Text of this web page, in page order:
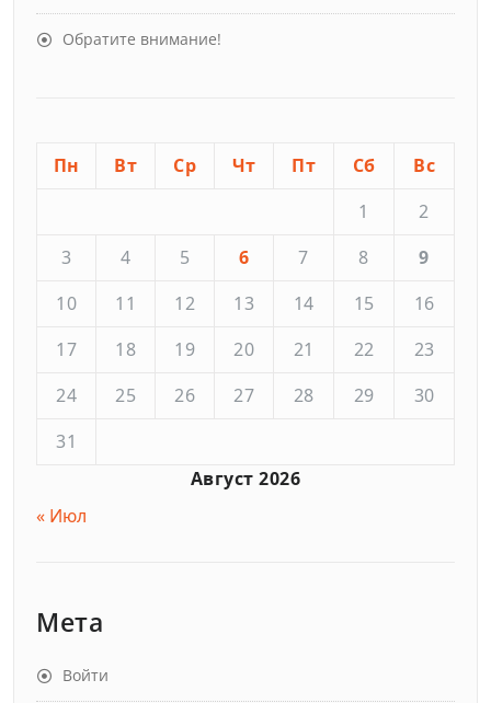
Обратите внимание!
Август 2026
Пн Вт Ср Чт Пт Сб
Вс
1
2
3
4 5 6 7 8
9
10
11 12 13 14 15
16
17
18 19 20 21 22
23
24
25 26 27 28 29
30
31
« Июл
Мета
Войти